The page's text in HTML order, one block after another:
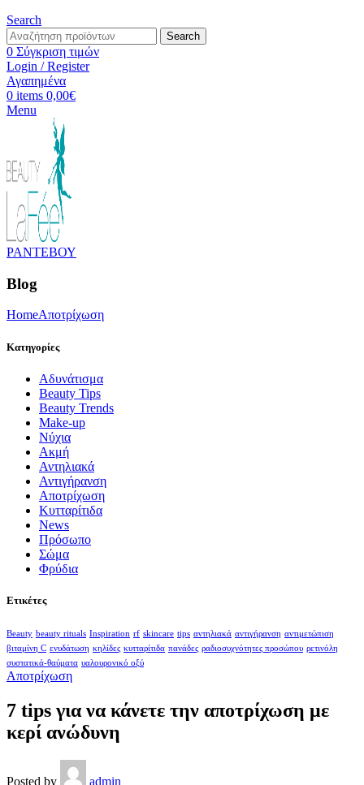
Search
Search
0 Σύγκριση τιμών
Login / Register
Αγαπημένα
0 items 0,00€
Menu
ΡΑΝΤΕΒΟΥ
Blog
HomeΑποτρίχωση
Κατηγορίες
Aδυνάτισμα
Beauty Tips
Beauty Trends
Make-up
Nύχια
Ακμή
Αντηλιακά
Αντιγήρανση
Αποτρίχωση
Κυτταρίτιδα
Νews
Πρόσωπο
Σώμα
Φρύδια
Ετικέτες
Beauty beauty rituals Inspiration rf skincare tips αντηλιακά αντιγήρανση αντιμετώπιση
βιταμίνη C ενυδάτωση κηλίδες κυτταρίτιδα πανάδες ραδιοσυχνότητες προσώπου ρετινόλη
συστατικά-θαύματα υαλουρονικό οξύ
Αποτρίχωση
7 tips για να κάνετε την αποτρίχωση με
κερί ανώδυνη
Posted by admin